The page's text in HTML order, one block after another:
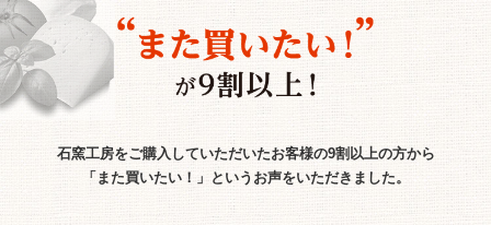
石窯工房をご購入していただいたお客様の9割以上の方から
「また買いたい！」というお声をいただきました。